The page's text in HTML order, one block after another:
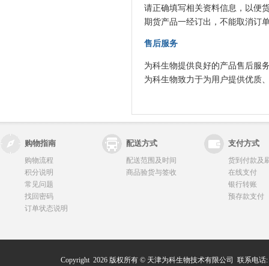
请正确填写相关资料信息，以便
期货产品一经订出，不能取消订
售后服务
为科生物提供良好的产品售后服
为科生物致力于为用户提供优质
购物指南 配送方式 支付方式
购物流程
积分说明
常见问题
找回密码
订单状态说明
配送范围及时间
商品验货与签收
货到付款及
在线支付
银行转账
预存款支付
Copyright 2026 版权所有 © 天津为科生物技术有限公司 联系电